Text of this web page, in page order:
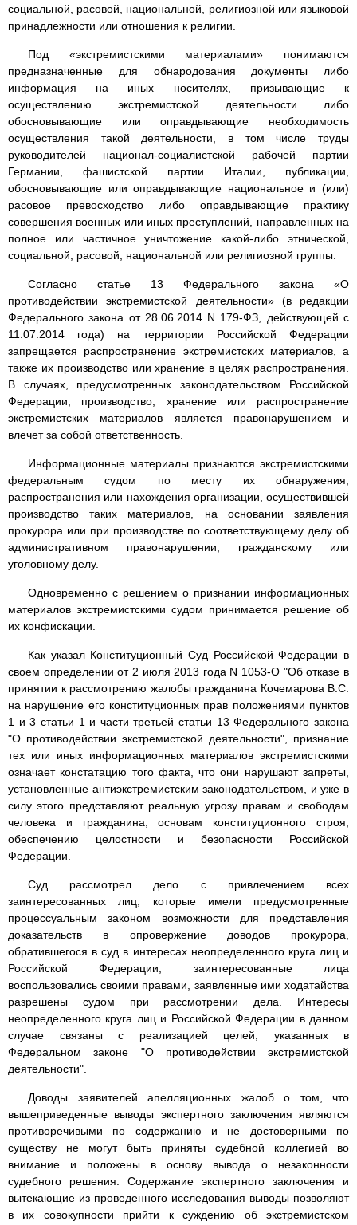
социальной, расовой, национальной, религиозной или языковой
принадлежности или отношения к религии.
Под «экстремистскими материалами» понимаются
предназначенные для обнародования документы либо
информация на иных носителях, призывающие к
осуществлению экстремистской деятельности либо
обосновывающие или оправдывающие необходимость
осуществления такой деятельности, в том числе труды
руководителей национал-социалистской рабочей партии
Германии, фашистской партии Италии, публикации,
обосновывающие или оправдывающие национальное и (или)
расовое превосходство либо оправдывающие практику
совершения военных или иных преступлений, направленных на
полное или частичное уничтожение какой-либо этнической,
социальной, расовой, национальной или религиозной группы.
Согласно статье 13 Федерального закона «О
противодействии экстремистской деятельности» (в редакции
Федерального закона от 28.06.2014 N 179-ФЗ, действующей с
11.07.2014 года) на территории Российской Федерации
запрещается распространение экстремистских материалов, а
также их производство или хранение в целях распространения.
В случаях, предусмотренных законодательством Российской
Федерации, производство, хранение или распространение
экстремистских материалов является правонарушением и
влечет за собой ответственность.
Информационные материалы признаются экстремистскими
федеральным судом по месту их обнаружения,
распространения или нахождения организации, осуществившей
производство таких материалов, на основании заявления
прокурора или при производстве по соответствующему делу об
административном правонарушении, гражданскому или
уголовному делу.
Одновременно с решением о признании информационных
материалов экстремистскими судом принимается решение об
их конфискации.
Как указал Конституционный Суд Российской Федерации в
своем определении от 2 июля 2013 года N 1053-О "Об отказе в
принятии к рассмотрению жалобы гражданина Кочемарова В.С.
на нарушение его конституционных прав положениями пунктов
1 и 3 статьи 1 и части третьей статьи 13 Федерального закона
"О противодействии экстремистской деятельности", признание
тех или иных информационных материалов экстремистскими
означает констатацию того факта, что они нарушают запреты,
установленные антиэкстремистским законодательством, и уже в
силу этого представляют реальную угрозу правам и свободам
человека и гражданина, основам конституционного строя,
обеспечению целостности и безопасности Российской
Федерации.
Суд рассмотрел дело с привлечением всех
заинтересованных лиц, которые имели предусмотренные
процессуальным законом возможности для представления
доказательств в опровержение доводов прокурора,
обратившегося в суд в интересах неопределенного круга лиц и
Российской Федерации, заинтересованные лица
воспользовались своими правами, заявленные ими ходатайства
разрешены судом при рассмотрении дела. Интересы
неопределенного круга лиц и Российской Федерации в данном
случае связаны с реализацией целей, указанных в
Федеральном законе "О противодействии экстремистской
деятельности".
Доводы заявителей апелляционных жалоб о том, что
вышеприведенные выводы экспертного заключения являются
противоречивыми по содержанию и не достоверными по
существу не могут быть приняты судебной коллегией во
внимание и положены в основу вывода о незаконности
судебного решения. Содержание экспертного заключения и
вытекающие из проведенного исследования выводы позволяют
в их совокупности прийти к суждению об экстремистском